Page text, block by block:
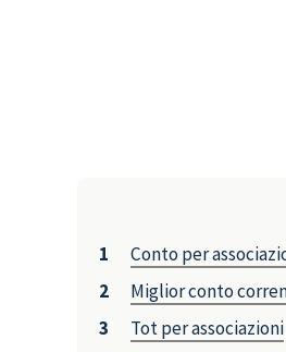
Conto per
Miglior conto
Tot per associazioni